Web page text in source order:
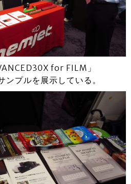
for FILM」
ンプルを展示している。